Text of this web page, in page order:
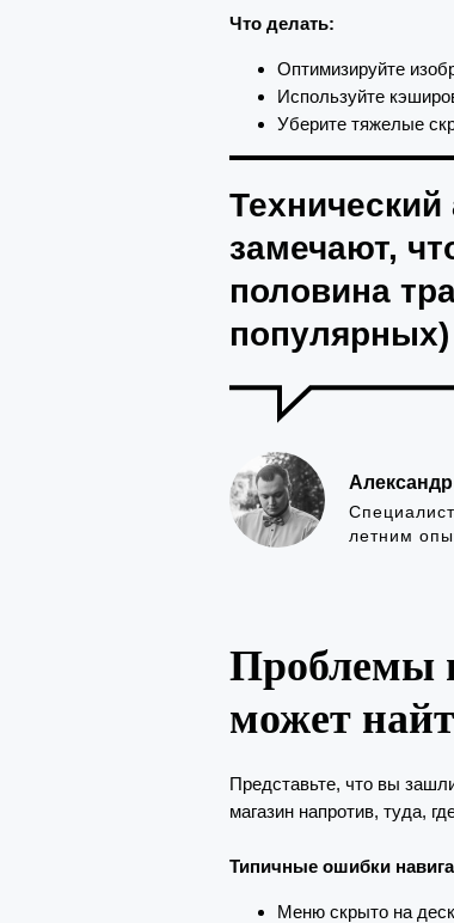
Что делать:
Оптимизируйте
Используйте
Уберите тяжелые
замечают,
половина
популярных)
летним
Проблемы
может
Представьте, что вы
магазин напротив, туда,
Типичные ошибки
Меню скрыто на